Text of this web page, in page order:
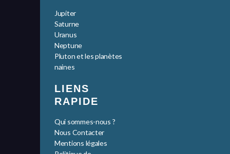
Jupiter
Saturne
Uranus
Neptune
Pluton et les planètes
naines
LIENS
RAPIDE
Qui sommes-nous ?
Nous Contacter
Mentions légales